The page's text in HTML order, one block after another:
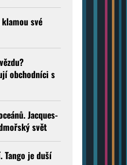
své
obchodníci s
Jacques-
svět
Tango je duší